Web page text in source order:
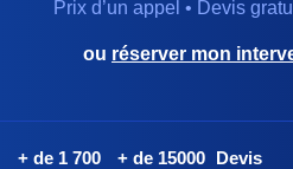
Prix d’un appel • Devis
ou réserver mon
+ de 1 700
+ de 15000
Devis